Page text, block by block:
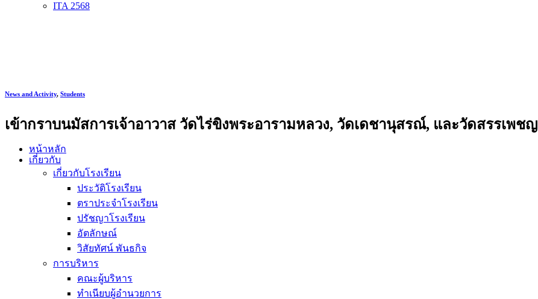
ITA 2568
หน้าหลัก
เกี่ยวกับ
เกี่ยวกับโรงเรียน
ประวัติโรงเรียน
ตราประจำโรงเรียน
ปรัชญาโรงเรียน
อัตลักษณ์
วิสัยทัศน์ พันธกิจ
การบริหาร
คณะผู้บริหาร
ทำเนียบผู้อำนวยการ
News and Activity, Students
เข้ากราบนมัสการเจ้าอาวาส วัดไร่ขิงพระอารามหลวง, วัดเดชานุสรณ์, และวัดสรรเพชญ